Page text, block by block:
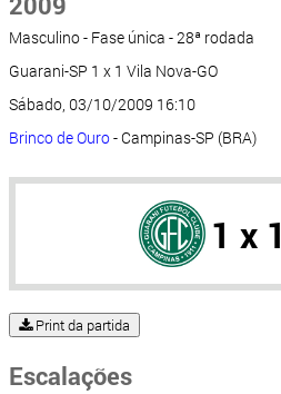
Masculino - Fase única - 28ª rodada
Guarani-SP 1 x 1 Vila Nova-GO
Sábado, 03/10/2009 16:10
Brinco de Ouro- Campinas-SP (BRA)
1 x 1
Print da partida
Escalações